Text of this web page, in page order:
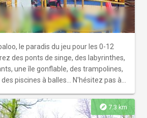
places en formule concert
le paradis du jeu pour les 0-12
des ponts de singe, des labyrinthes,
une île gonflable, des trampolines,
piscines à balles... N'hésitez pas à
d'anniversaires, garderie
sorties des parents (enfants à partir
explore 7.3 km